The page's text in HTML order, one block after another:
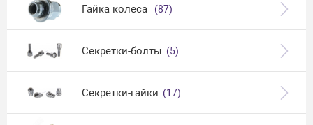
Гайка колеса (87)
Секретки-болты (5)
Секретки-гайки (17)